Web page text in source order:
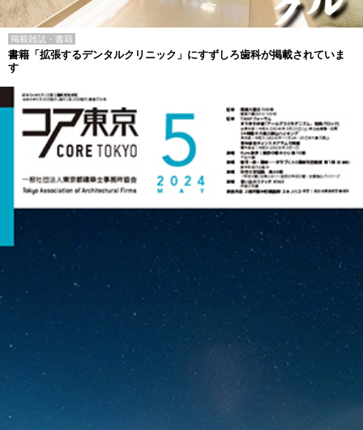
掲載雑誌・書籍
書籍「拡張するデンタルクリニック」にすずしろ歯科が掲載されていま
す